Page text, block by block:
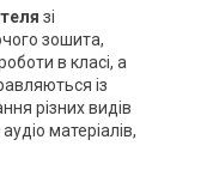
зі
зошита,
в класі, а
із
різних видів
матеріалів,